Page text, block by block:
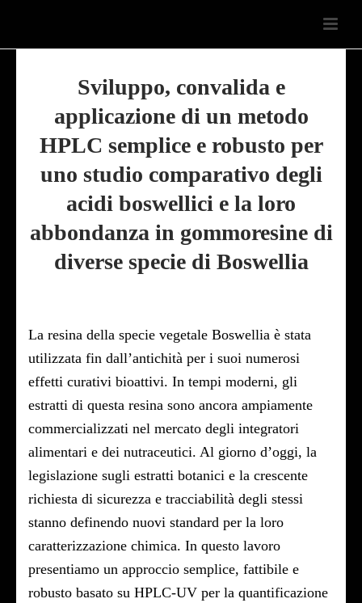
Sviluppo, convalida e
applicazione di un metodo
HPLC semplice e robusto per
uno studio comparativo degli
acidi boswellici e la loro
abbondanza in gommoresine di
diverse specie di Boswellia
La resina della specie vegetale Boswellia è stata
utilizzata fin dall’antichità per i suoi numerosi
effetti curativi bioattivi. In tempi moderni, gli
estratti di questa resina sono ancora ampiamente
commercializzati nel mercato degli integratori
alimentari e dei nutraceutici. Al giorno d’oggi, la
legislazione sugli estratti botanici e la crescente
richiesta di sicurezza e tracciabilità degli stessi
stanno definendo nuovi standard per la loro
caratterizzazione chimica. In questo lavoro
presentiamo un approccio semplice, fattibile e
robusto basato su HPLC-UV per la quantificazione